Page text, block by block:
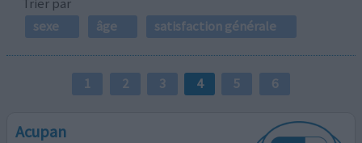
sexe
âge satisfaction générale
1 2 3 4 5 6
Acupan